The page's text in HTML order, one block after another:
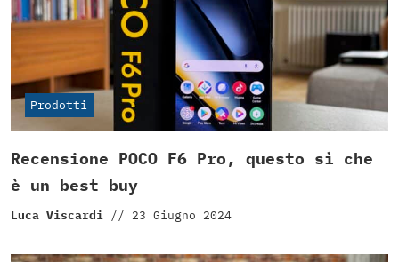
Prodotti
Recensione POCO F6 Pro, questo sì che
è un best buy
Luca Viscardi // 23 Giugno 2024